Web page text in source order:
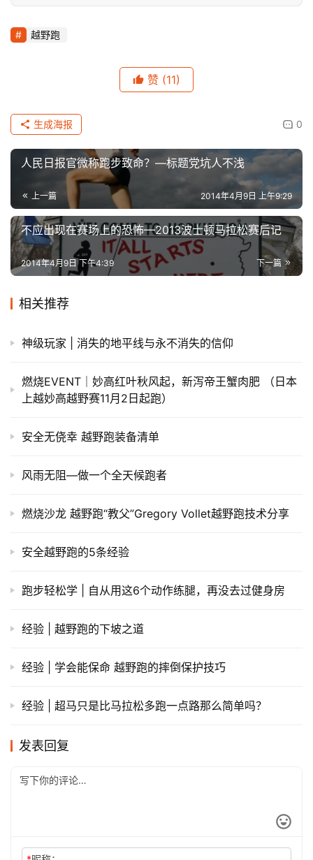
选
运
越野跑
赞 (11)
0
生成海报
人民日报官微称跑步致命？—标题党坑人不浅
上一篇 2014年4月9日 上午9:29
不应出现在赛场上的恐怖—2013波士顿马拉松赛后记
下一篇
2014年4月9日 下午4:39
相关推荐
神级玩家 | 消失的地平线与永不消失的信仰
燃烧EVENT｜妙高红叶秋风起，新泻帝王蟹肉肥 （日本
上越妙高越野赛11月2日起跑）
安全无侥幸 越野跑装备清单
风雨无阻—做一个全天候跑者
燃烧沙龙 越野跑“教父”Gregory Vollet越野跑技术分享
安全越野跑的5条经验
跑步轻松学 | 自从用这6个动作练腿，再没去过健身房
经验 | 越野跑的下坡之道
经验 | 学会能保命 越野跑的摔倒保护技巧
经验 | 超马只是比马拉松多跑一点路那么简单吗？
发表回复